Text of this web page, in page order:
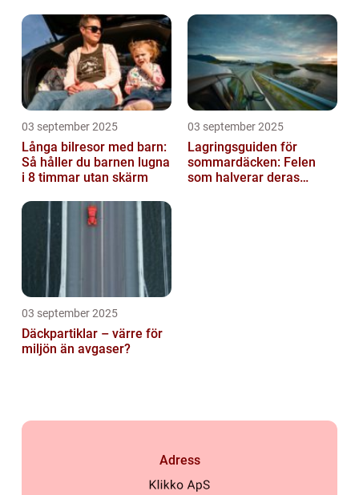
03 september 2025
Långa bilresor med barn:
Så håller du barnen lugna
i 8 timmar utan skärm
03 september 2025
Lagringsguiden för
sommardäcken: Felen
som halverar deras
03 september 2025
Däckpartiklar – värre för
miljön än avgaser?
Adress